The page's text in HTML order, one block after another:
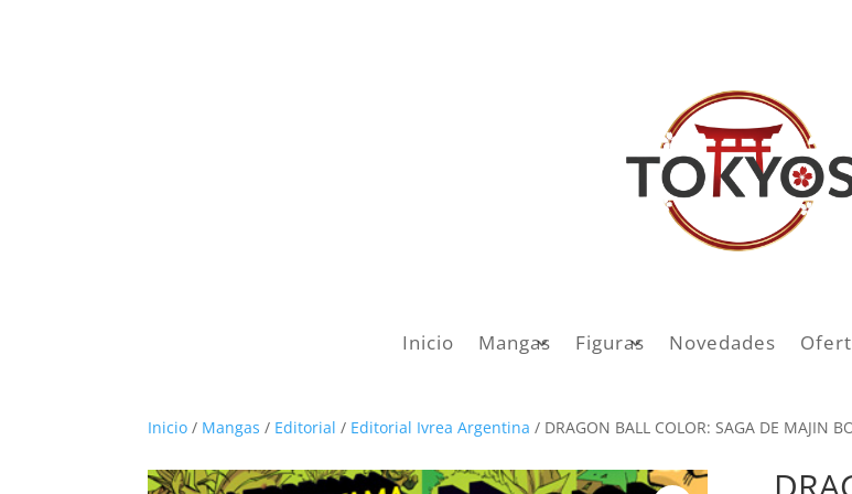
Inicio Mangas Figuras Novedades
Inicio / Mangas / Editorial / Editorial Ivrea Argentina / DRAGON BALL COLOR: SAGA DE MAJIN